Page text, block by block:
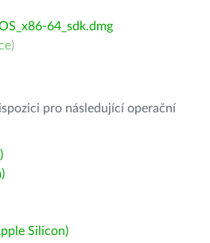
64_sdk.dmg
)
pro následující operační
Silicon)